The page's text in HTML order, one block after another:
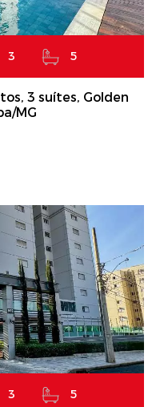
3 5
3 suítes, Golden
MG
3 5